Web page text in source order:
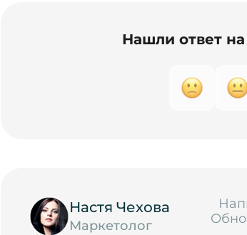
Нашли ответ
Настя Чехова
Маркетолог